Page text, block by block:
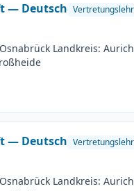
— Deutsch
Landkreis:
— Deutsch
Landkreis: